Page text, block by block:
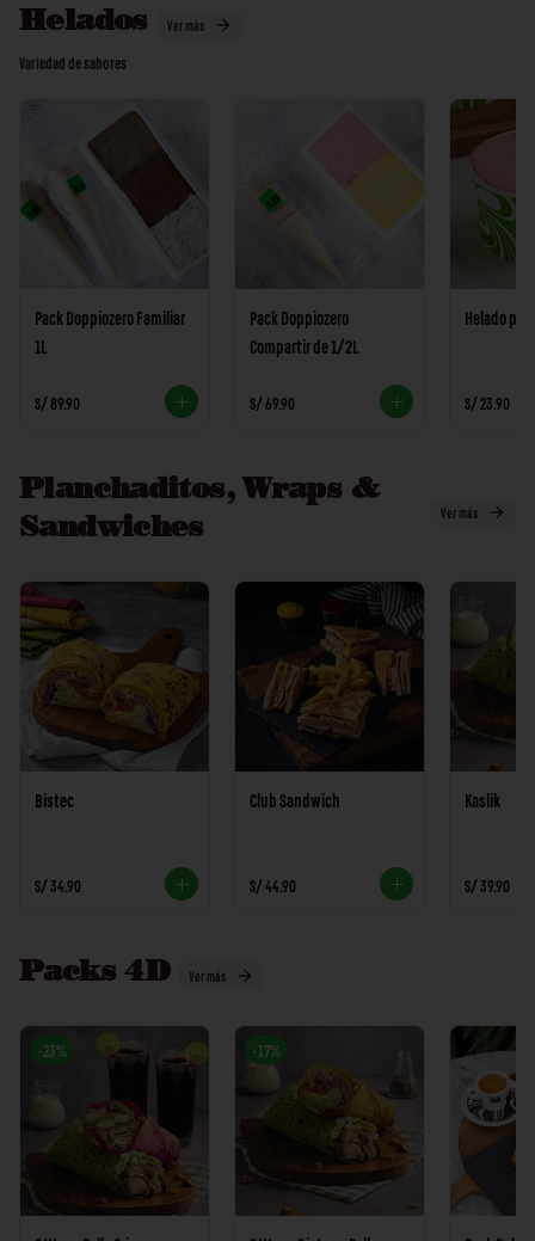
Helados Ver más
Variedad de sabores
Pack Doppiozero Familiar
1L
S/ 89.90
Pack Doppiozero
Compartir de 1/2L
S/ 69.90
Helado
S/ 23.90
Planchaditos, Wraps &
Sandwiches
Ver más
Bistec
S/ 34.90
Club Sandwich
S/ 44.90
Kaslik
S/ 39.90
Packs 4D Ver más
-23% -17%